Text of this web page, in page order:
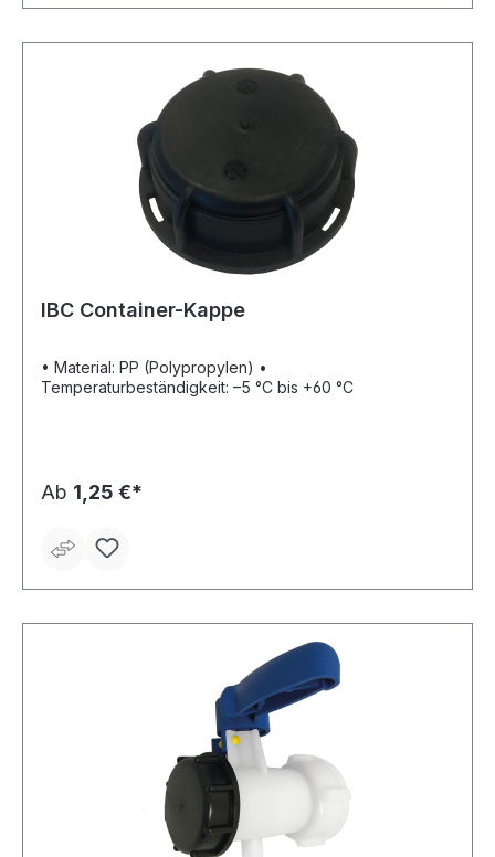
IBC Container-Kappe
• Material: PP (Polypropylen) •
Temperaturbeständigkeit: –5 °C bis +60 °C
Ab 1,25 €*